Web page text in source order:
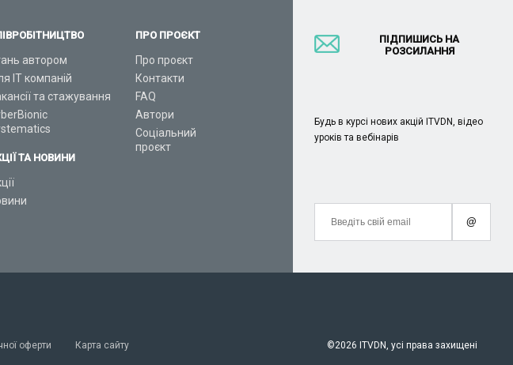
автором
ІТ компаній
та стажування
ТА НОВИНИ
ПРО ПРОЄКТ
Про проєкт
Контакти
FAQ
Автори
Соціальний
проєкт
ПІДПИШИСЬ НА
РОЗСИЛАННЯ
Будь в курсі нових акцій ITVDN, відео
уроків та вебінарів
@
оферти Карта сайту ©2026 ITVDN, усі права захищені